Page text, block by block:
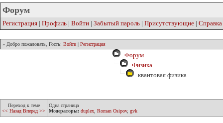
Форум
Регистрация | Профиль | Войти | Забытый пароль | Присутствующие | Справка
» Добро пожаловать, Гость: Войти | Регистрация
Форум
Физика
квантовая физика
Переход к теме
<< Назад Вперед >>
Одна страница
Модераторы: duplex Roman Osipov, gvk